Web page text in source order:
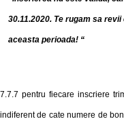
30.11.2020. Te rugam sa
aceasta perioada! “
7.7.7 pentru fiecare inscriere
indiferent de cate numere de